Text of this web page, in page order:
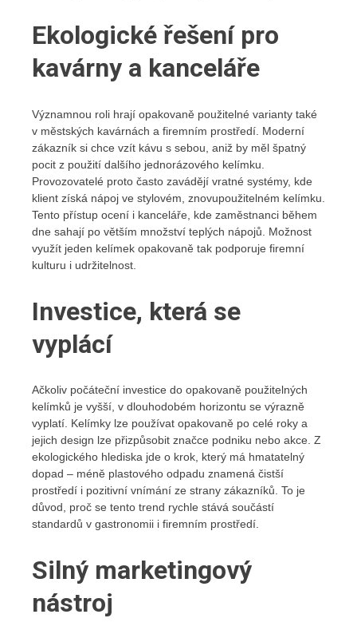
Ekologické řešení pro
kavárny a kanceláře
Významnou roli hrají opakovaně použitelné varianty také
v městských kavárnách a firemním prostředí. Moderní
zákazník si chce vzít kávu s sebou, aniž by měl špatný
pocit z použití dalšího jednorázového kelímku.
Provozovatelé proto často zavádějí vratné systémy, kde
klient získá nápoj ve stylovém, znovupoužitelném kelímku.
Tento přístup ocení i kanceláře, kde zaměstnanci během
dne sahají po větším množství teplých nápojů. Možnost
využít jeden kelímek opakovaně tak podporuje firemní
kulturu i udržitelnost.
Investice, která se
vyplácí
Ačkoliv počáteční investice do opakovaně použitelných
kelímků je vyšší, v dlouhodobém horizontu se výrazně
vyplatí. Kelímky lze používat opakovaně po celé roky a
jejich design lze přizpůsobit značce podniku nebo akce. Z
ekologického hlediska jde o krok, který má hmatatelný
dopad – méně plastového odpadu znamená čistší
prostředí i pozitivní vnímání ze strany zákazníků. To je
důvod, proč se tento trend rychle stává součástí
standardů v gastronomii i firemním prostředí.
Silný marketingový
nástroj